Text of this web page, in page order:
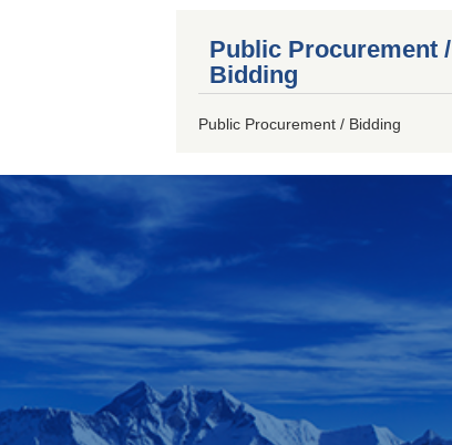
Public Procurement /
Bidding
Public Procurement / Bidding